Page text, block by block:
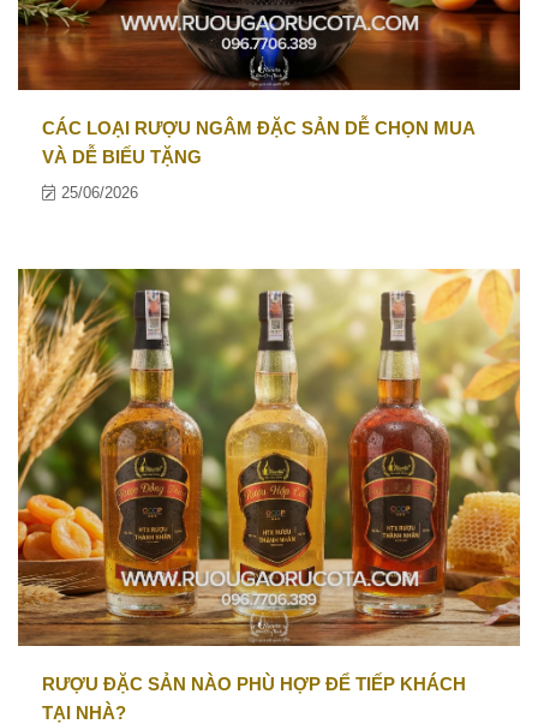
CÁC LOẠI RƯỢU NGÂM ĐẶC SẢN DỄ CHỌN MUA
VÀ DỄ BIẾU TẶNG
25/06/2026
RƯỢU ĐẶC SẢN NÀO PHÙ HỢP ĐỂ TIẾP KHÁCH
TẠI NHÀ?